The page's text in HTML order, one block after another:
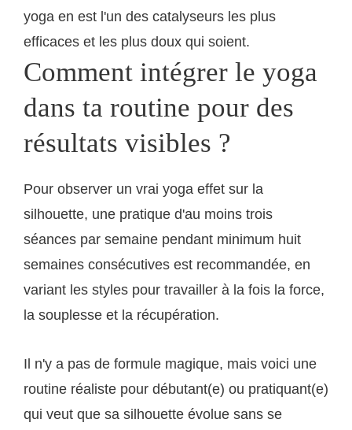
yoga en est l'un des catalyseurs les plus
efficaces et les plus doux qui soient.
Comment intégrer le yoga
dans ta routine pour des
résultats visibles ?
Pour observer un vrai yoga effet sur la
silhouette, une pratique d'au moins trois
séances par semaine pendant minimum huit
semaines consécutives est recommandée, en
variant les styles pour travailler à la fois la force,
la souplesse et la récupération.
Il n'y a pas de formule magique, mais voici une
routine réaliste pour débutant(e) ou pratiquant(e)
qui veut que sa silhouette évolue sans se